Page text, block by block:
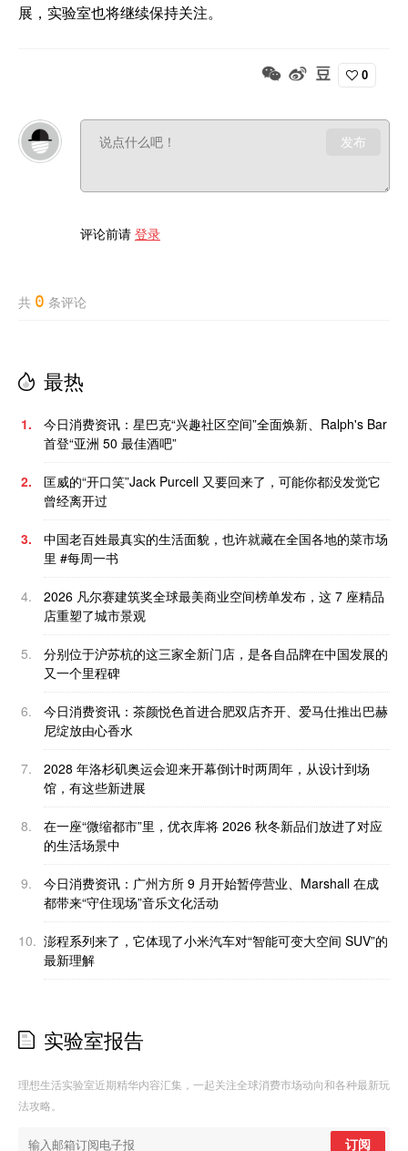
展，实验室也将继续保持关注。
0
发布
评论前请 登录
共 0 条评论
最热
1.
今日消费资讯：星巴克“兴趣社区空间”全面焕新、Ralph's Bar
首登“亚洲 50 最佳酒吧”
2.
匡威的“开口笑”Jack Purcell 又要回来了，可能你都没发觉它
曾经离开过
3.
中国老百姓最真实的生活面貌，也许就藏在全国各地的菜市场
里 #每周一书
4.
2026 凡尔赛建筑奖全球最美商业空间榜单发布，这 7 座精品
店重塑了城市景观
5.
分别位于沪苏杭的这三家全新门店，是各自品牌在中国发展的
又一个里程碑
6.
今日消费资讯：茶颜悦色首进合肥双店齐开、爱马仕推出巴赫
尼绽放由心香水
7.
2028 年洛杉矶奥运会迎来开幕倒计时两周年，从设计到场
馆，有这些新进展
8.
在一座“微缩都市”里，优衣库将 2026 秋冬新品们放进了对应
的生活场景中
9.
今日消费资讯：广州方所 9 月开始暂停营业、Marshall 在成
都带来“守住现场”音乐文化活动
10. 澎程系列来了，它体现了小米汽车对“智能可变大空间 SUV”的
最新理解
实验室报告
理想生活实验室近期精华内容汇集，一起关注全球消费市场动向和各种最新玩
法攻略。